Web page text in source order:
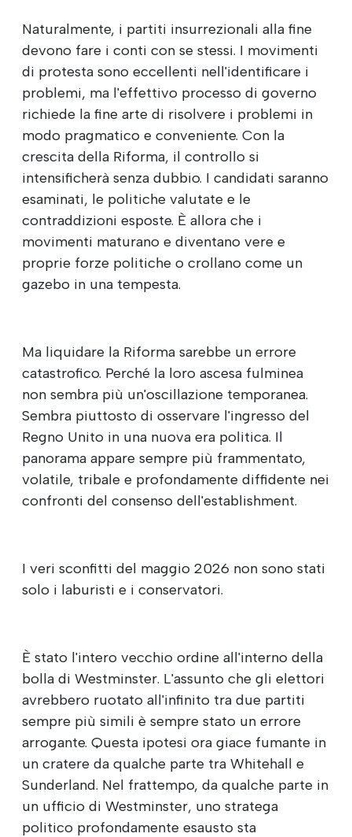
Naturalmente, i partiti insurrezionali alla fine
devono fare i conti con se stessi. I movimenti
di protesta sono eccellenti nell'identificare i
problemi, ma l'effettivo processo di governo
richiede la fine arte di risolvere i problemi in
modo pragmatico e conveniente. Con la
crescita della Riforma, il controllo si
intensificherà senza dubbio. I candidati saranno
esaminati, le politiche valutate e le
contraddizioni esposte. È allora che i
movimenti maturano e diventano vere e
proprie forze politiche o crollano come un
gazebo in una tempesta.
Ma liquidare la Riforma sarebbe un errore
catastrofico. Perché la loro ascesa fulminea
non sembra più un'oscillazione temporanea.
Sembra piuttosto di osservare l'ingresso del
Regno Unito in una nuova era politica. Il
panorama appare sempre più frammentato,
volatile, tribale e profondamente diffidente nei
confronti del consenso dell'establishment.
I veri sconfitti del maggio 2026 non sono stati
solo i laburisti e i conservatori.
È stato l'intero vecchio ordine all'interno della
bolla di Westminster. L'assunto che gli elettori
avrebbero ruotato all'infinito tra due partiti
sempre più simili è sempre stato un errore
arrogante. Questa ipotesi ora giace fumante in
un cratere da qualche parte tra Whitehall e
Sunderland. Nel frattempo, da qualche parte in
un ufficio di Westminster, uno stratega
politico profondamente esausto sta